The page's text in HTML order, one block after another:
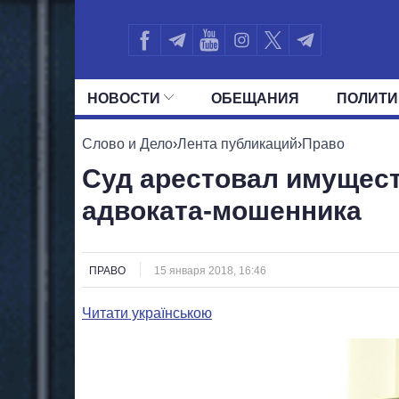
НОВОСТИ ОБЕЩАНИЯ
ВСЕ ПОЛИТИКИ ПРЕЗИДЕНТ И
Слово и Дело›Лента публикаций›Право
Суд арестовал
адвоката-мошенника
ПРАВО 15 января 2018, 16:46
Читати українською